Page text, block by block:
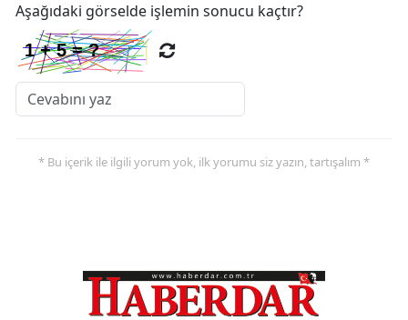
Aşağıdaki görselde işlemin sonucu kaçtır?
* Bu içerik ile ilgili yorum yok, ilk yorumu siz yazın, tartışalım *